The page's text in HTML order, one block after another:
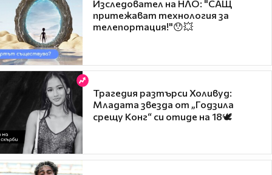
Изследовател на НЛО: "САЩ
притежават технология за
телепортация!"😯💥
Трагедия разтърси Холивуд:
Младата звезда от „Годзила
срещу Конг“ си отиде на 18🕊️